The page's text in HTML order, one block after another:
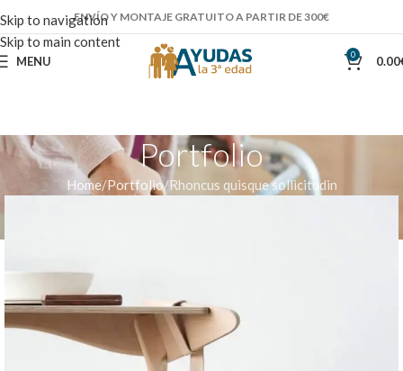
Skip to navigation
Skip to main content
ENVÍO Y MONTAJE GRATUITO A PARTIR DE 300€
MENU 0 0.00
Portfolio
Home Portfolio Rhoncus quisque sollicitudin